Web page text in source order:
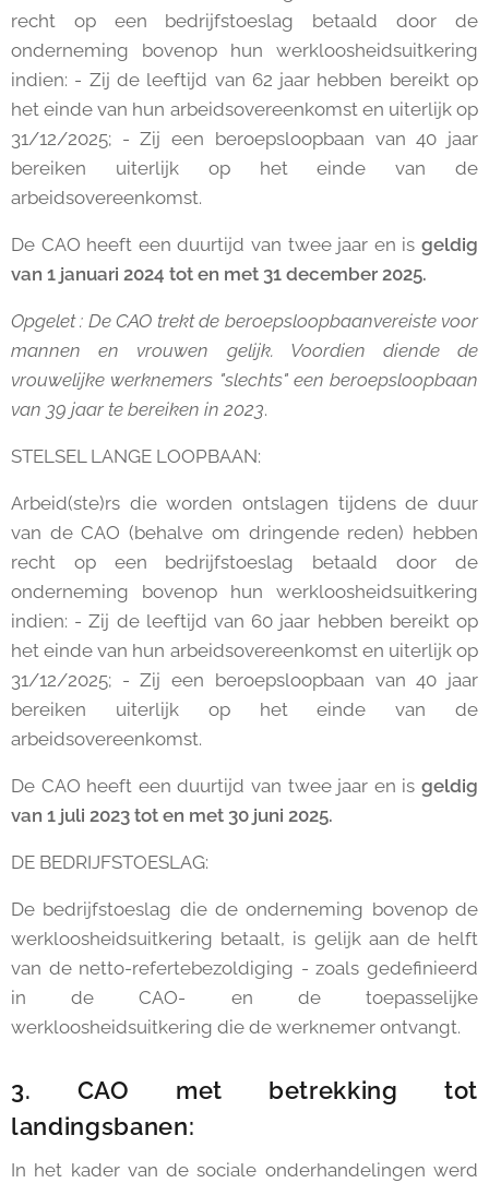
recht op een bedrijfstoeslag betaald door de
onderneming bovenop hun werkloosheidsuitkering
indien: - Zij de leeftijd van 62 jaar hebben bereikt op
het einde van hun arbeidsovereenkomst en uiterlijk op
31/12/2025; - Zij een beroepsloopbaan van 40 jaar
bereiken uiterlijk op het einde van de
arbeidsovereenkomst.
De CAO heeft een duurtijd van twee jaar en is geldig
van 1 januari 2024 tot en met 31 december 2025.
Opgelet : De CAO trekt de beroepsloopbaanvereiste voor
mannen en vrouwen gelijk. Voordien diende de
vrouwelijke werknemers "slechts" een beroepsloopbaan
van 39 jaar te bereiken in 2023.
STELSEL LANGE LOOPBAAN:
Arbeid(ste)rs die worden ontslagen tijdens de duur
van de CAO (behalve om dringende reden) hebben
recht op een bedrijfstoeslag betaald door de
onderneming bovenop hun werkloosheidsuitkering
indien: - Zij de leeftijd van 60 jaar hebben bereikt op
het einde van hun arbeidsovereenkomst en uiterlijk op
31/12/2025; - Zij een beroepsloopbaan van 40 jaar
bereiken uiterlijk op het einde van de
arbeidsovereenkomst.
De CAO heeft een duurtijd van twee jaar en is geldig
van 1 juli 2023 tot en met 30 juni 2025.
DE BEDRIJFSTOESLAG:
De bedrijfstoeslag die de onderneming bovenop de
werkloosheidsuitkering betaalt, is gelijk aan de helft
van de netto-refertebezoldiging - zoals gedefinieerd
in de CAO- en de toepasselijke
werkloosheidsuitkering die de werknemer ontvangt.
3. CAO met betrekking tot
landingsbanen:
In het kader van de sociale onderhandelingen werd